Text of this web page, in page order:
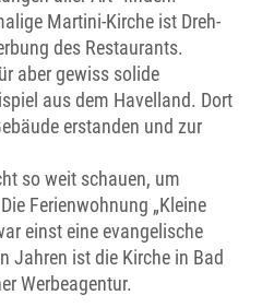
Martini-Kirche ist Dreh-
des Restaurants.
aber gewiss solide
aus dem Havelland. Dort
erstanden und zur
so weit schauen, um
Ferienwohnung „Kleine
einst eine evangelische
Jahren ist die Kirche in Bad
Werbeagentur.